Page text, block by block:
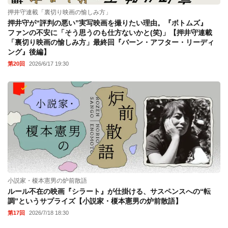
押井守連載「裏切り映画の愉しみ方」
押井守が“評判の悪い”実写映画を撮りたい理由。『ボトムズ』
ファンの不安に「そう思うのも仕方ないかと(笑)」【押井守連載
「裏切り映画の愉しみ方」最終回『バーン・アフター・リーディ
ング』後編】
第20回 2026/6/17 19:30
小説家・榎本憲男の炉前散語
ルール不在の映画『シラート』が仕掛ける、サスペンスへの“転
調”というサプライズ【小説家・榎本憲男の炉前散語】
第17回 2026/7/18 18:30